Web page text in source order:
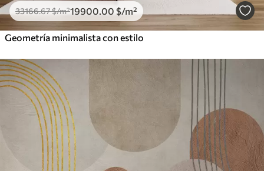
33166.67$/m²19900 .00 $/m²
Geometría minimalista con estilo